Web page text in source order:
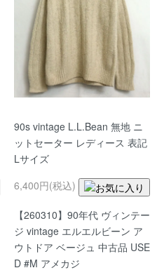
90s vintage L.L.Bean 無地 ニ
ットセーター レディース 表記
Lサイズ
6,400円(税込)
【260310】90年代 ヴィンテー
ジ vintage エルエルビーン ア
ウトドア ベージュ 中古品 USE
D #M アメカジ